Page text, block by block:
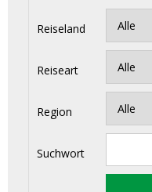
Reiseland
Reiseart
Region
Suchwort